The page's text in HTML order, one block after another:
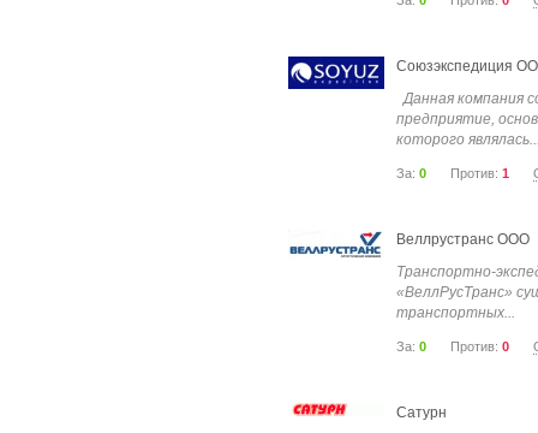
Союзэкспедиция
Данная компания
предприятие,
которого
За: 0 Против: 1
Веллрустранс ООО
Транспортно-
«ВеллРусТранс»
транспортных...
За: 0 Против: 0
Сатурн